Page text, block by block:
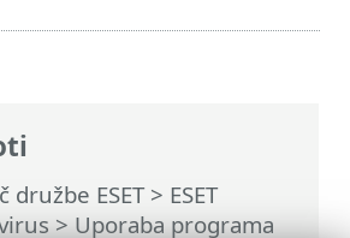
družbe ESET> ESET
>Uporaba programa